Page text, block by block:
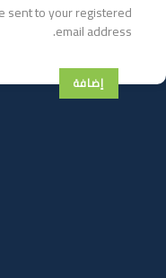
sent to your registered
email address.